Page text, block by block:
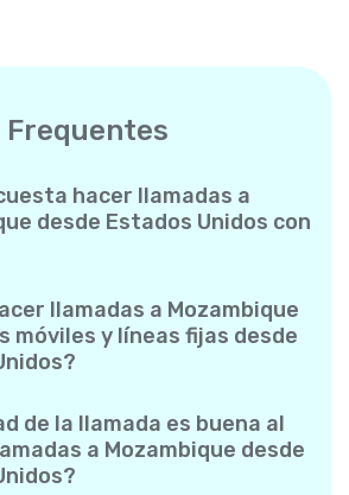
hacer llamadas a
desde Estados Unidos con
a Mozambique. Simplemente
tarifas más recientes en la app:
sin sorpresas.
llamadas a Mozambique
móviles y líneas fijas desde
a líneas fijas a Mozambique con
de la llamada es buena al
a Mozambique desde